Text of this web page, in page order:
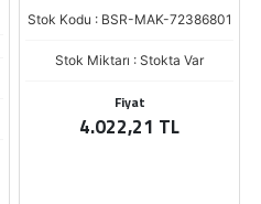
Stok Kodu : BSR-MAK-72386801
Stok Miktarı : Stokta Var
Fiyat
4.022,21 TL